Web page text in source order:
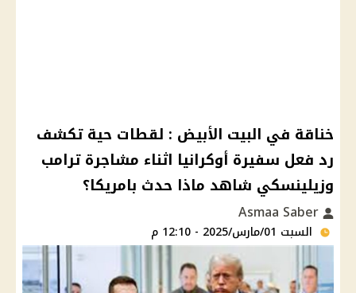
خناقة في البيت الأبيض : لقطات حية تكشف
رد فعل سفيرة أوكرانيا اثناء مشاجرة ترامب
وزيلينسكي شاهد ماذا حدث بامريكا؟
السبت 01/مارس/2025 - 12:10 م